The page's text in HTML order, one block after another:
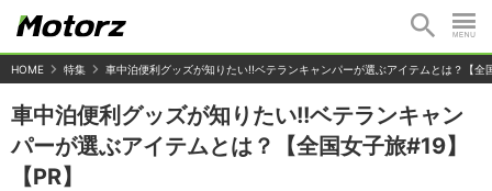
HOME 特集 車中泊便利グッズが知りたい!!ベテランキャンパーが選ぶアイテムとは？【全
車中泊便利グッズが知りたい!!ベテランキャン
パーが選ぶアイテムとは？【全国女子旅#19】
【PR】